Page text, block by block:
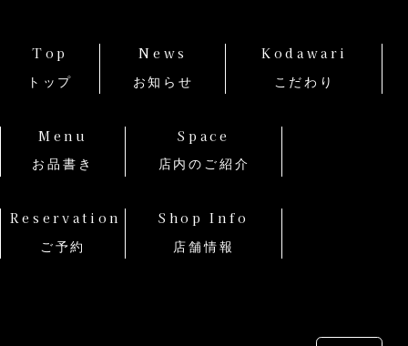
Top
トップ
News
お知らせ
Kodawari
こだわり
Menu
お品書き
Space
店内のご紹介
Reservation
ご予約
Shop Info
店舗情報